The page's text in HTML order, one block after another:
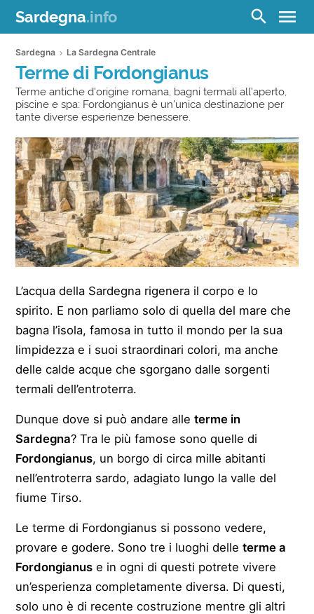
Sardegna.info search menu
Sardegna La Sardegna Centrale
Terme di Fordongianus
Terme antiche d'origine romana, bagni termali all'aperto,
piscine e spa: Fordongianus è un'unica destinazione per
tante diverse esperienze benessere.
L’acqua della Sardegna rigenera il corpo e lo
spirito. E non parliamo solo di quella del mare che
bagna l’isola, famosa in tutto il mondo per la sua
limpidezza e i suoi straordinari colori, ma anche
delle calde acque che sgorgano dalle sorgenti
termali dell’entroterra.
Dunque dove si può andare alleterme in
Sardegna? Tra le più famose sono quelle di
Fordongianus, un borgo di circa mille abitanti
nell’entroterra sardo, adagiato lungo la valle del
fiume Tirso.
Le terme di Fordongianus si possono vedere,
provare e godere. Sono tre i luoghi delleterme a
Fordongianus e in ogni di questi potrete vivere
un’esperienza completamente diversa. Di questi,
solo uno è di recente costruzione mentre gli altri